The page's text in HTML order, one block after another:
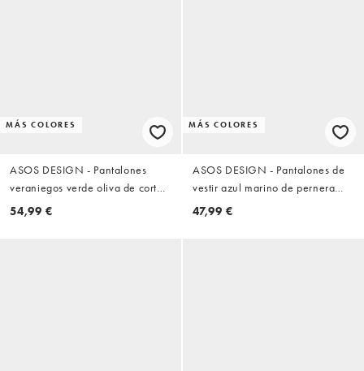
MÁS COLORES
ASOS DESIGN - Pantalones
veraniegos verde oliva de corte
tapered extragrande con pinzas
54,99 €
MÁS COLORES
ASOS DESIGN - Pantalones de
vestir azul marino de pernera
ancha con raya diplomática y
47,99 €